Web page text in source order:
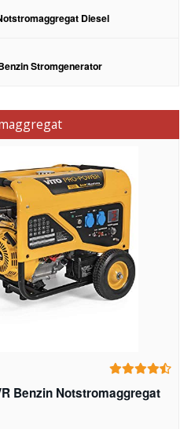
Diesel
Stromgenerator
Benzin Notstromaggregat